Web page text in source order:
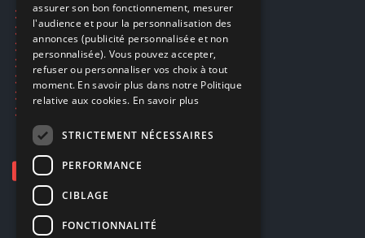
Ecogaming
Expédition & retours
Confidentialité
Conditions générales
EA Sport UFC 6
Call of Duty: Modern Warfare 4
Rachat et revente de jeux en cash
ENGLISH
assurer son bon fonctionnement, mesurer
l'audience et pour la personnalisation des
annonces (publicité personnalisée et non
personnalisée). Vous pouvez accepter,
refuser ou personnaliser vos choix à tout
moment. En savoir plus dans notre Politique
relative aux cookies. En savoir plus
STRICTEMENT NÉCESSAIRES
PERFORMANCE
CIBLAGE
FONCTIONNALITÉ